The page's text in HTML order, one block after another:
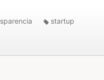
startup